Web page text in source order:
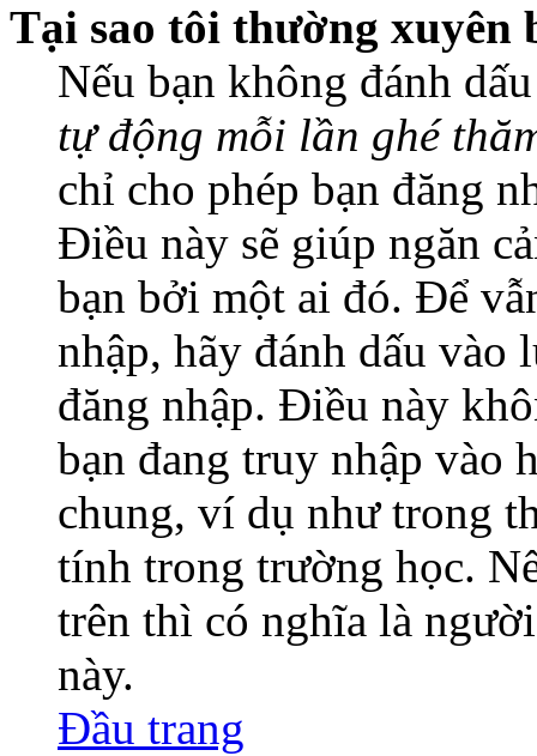
Tại sao tôi thường xuyên
Nếu bạn không đánh
tự động mỗi lần ghé
chỉ cho phép bạn đăng
Điều này sẽ giúp ngăn
bạn bởi một ai đó. Để
nhập, hãy đánh dấu
đăng nhập. Điều này
bạn đang truy nhập vào
chung, ví dụ như trong
tính trong trường học.
trên thì có nghĩa là
này.
Đầu trang